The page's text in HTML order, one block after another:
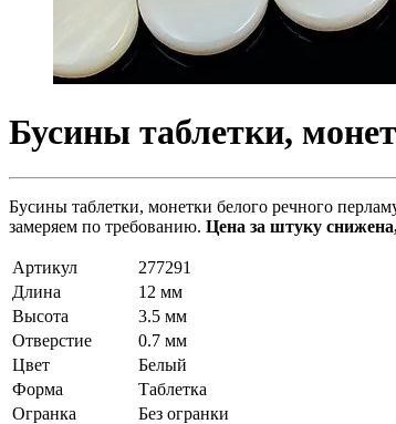
Бусины таблетки,
Бусины таблетки, монетки белого речного
замеряем по требованию. Цена за штуку
Артикул
277291
Длина
12 мм
Высота
3.5 мм
Отверстие
0.7 мм
Цвет
Белый
Форма
Таблетка
Огранка
Без огранки